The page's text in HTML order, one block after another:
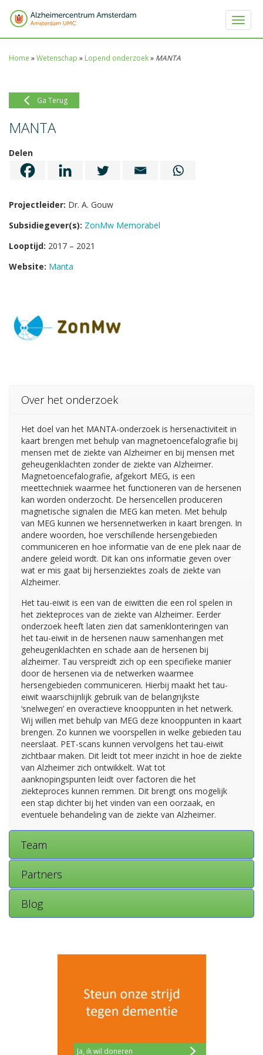
Toggle
Home »Wetenschap » Lopend onderzoek» MANTA
Ga Terug
MANTA
Delen
Projectleider: Dr. A. Gouw
Subsidiegever(s): ZonMw Memorabel
Looptijd: 2017 – 2021
Website: Manta
Over het onderzoek
Het doel van het MANTA-onderzoek is hersenactiviteit in
kaart brengen met behulp van magnetoencefalografie bij
mensen met de ziekte van Alzheimer en bij mensen met
geheugenklachten zonder de ziekte van Alzheimer.
Magnetoencefalografie, afgekort MEG, is een
meettechniek waarmee het functioneren van de hersenen
kan worden onderzocht. De hersencellen produceren
magnetische signalen die MEG kan meten. Met behulp
van MEG kunnen we hersennetwerken in kaart brengen. In
andere woorden, hoe verschillende hersengebieden
communiceren en hoe informatie van de ene plek naar de
andere geleid wordt. Dit kan ons informatie geven over
wat er mis gaat bij hersenziektes zoals de ziekte van
Alzheimer.
Het tau-eiwit is een van de eiwitten die een rol spelen in
het ziekteproces van de ziekte van Alzheimer. Eerder
onderzoek heeft laten zien dat samenklonteringen van
het tau-eiwit in de hersenen nauw samenhangen met
geheugenklachten en schade aan de hersenen bij
alzheimer. Tau verspreidt zich op een specifieke manier
door de hersenen via de netwerken waarmee
hersengebieden communiceren. Hierbij maakt het tau-
eiwit waarschijnlijk gebruik van de belangrijkste
‘snelwegen’ en overactieve knooppunten in het netwerk.
Wij willen met behulp van MEG deze knooppunten in kaart
brengen. Zo kunnen we voorspellen in welke gebieden tau
neerslaat. PET-scans kunnen vervolgens het tau-eiwit
zichtbaar maken. Dit leidt tot meer inzicht in hoe de ziekte
van Alzheimer zich ontwikkelt. Wat tot
aanknopingspunten leidt over factoren die het
ziekteproces kunnen remmen. Dit brengt ons mogelijk
een stap dichter bij het vinden van een oorzaak, en
eventuele behandeling van de ziekte van Alzheimer.
Team
Partners
Blog
Ja, ik wil doneren